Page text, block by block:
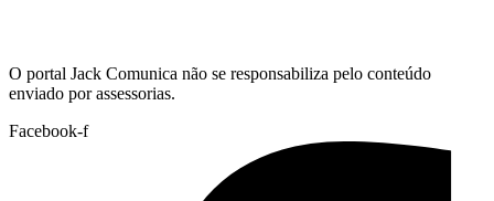
O portal Jack Comunica não se responsabiliza pelo conteúdo
enviado por assessorias.
Facebook-f